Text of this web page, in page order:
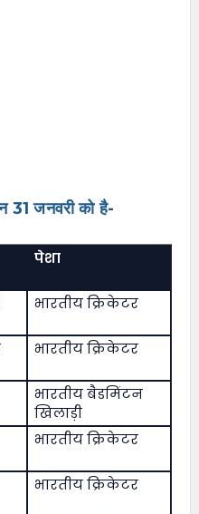
31 जनवरी को है-
पेशा
भारतीय क्रिकेटर
भारतीय क्रिकेटर
भारतीय बैडमिंटन
खिलाड़ी
भारतीय क्रिकेटर
भारतीय क्रिकेटर